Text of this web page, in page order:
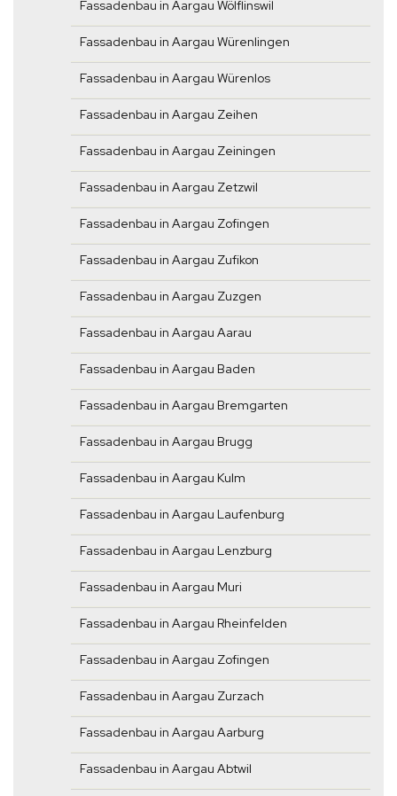
Fassadenbau in Aargau Wölflinswil
Fassadenbau in Aargau Würenlingen
Fassadenbau in Aargau Würenlos
Fassadenbau in Aargau Zeihen
Fassadenbau in Aargau Zeiningen
Fassadenbau in Aargau Zetzwil
Fassadenbau in Aargau Zofingen
Fassadenbau in Aargau Zufikon
Fassadenbau in Aargau Zuzgen
Fassadenbau in Aargau Aarau
Fassadenbau in Aargau Baden
Fassadenbau in Aargau Bremgarten
Fassadenbau in Aargau Brugg
Fassadenbau in Aargau Kulm
Fassadenbau in Aargau Laufenburg
Fassadenbau in Aargau Lenzburg
Fassadenbau in Aargau Muri
Fassadenbau in Aargau Rheinfelden
Fassadenbau in Aargau Zofingen
Fassadenbau in Aargau Zurzach
Fassadenbau in Aargau Aarburg
Fassadenbau in Aargau Abtwil